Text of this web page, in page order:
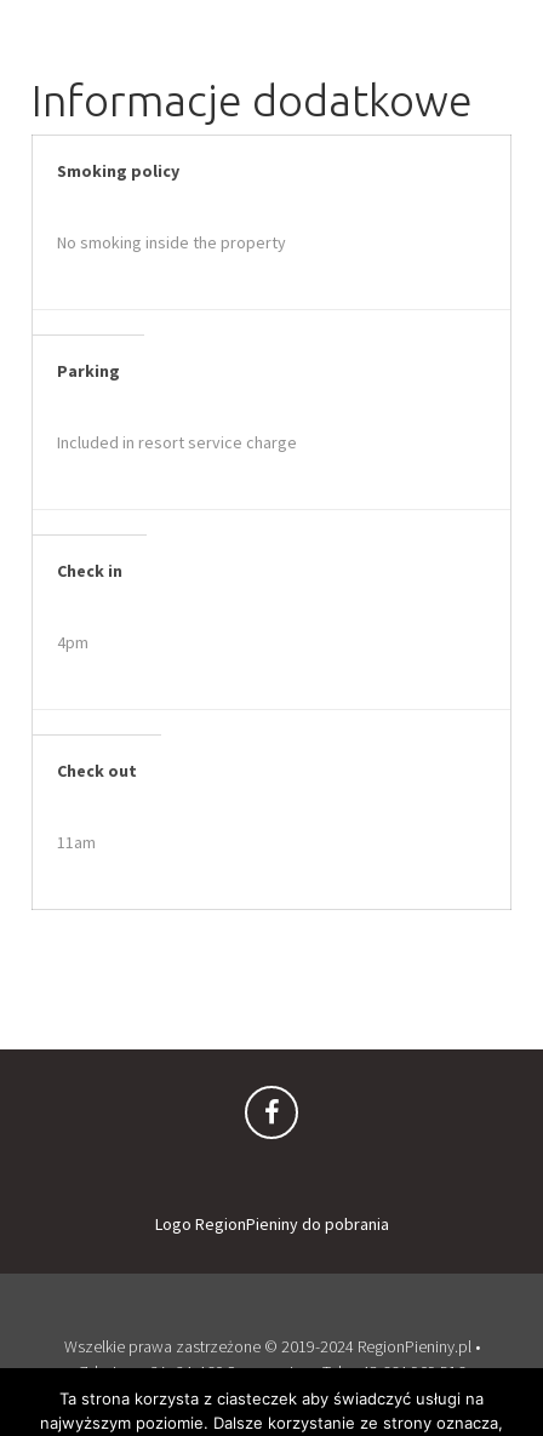
Informacje dodatkowe
Smoking policy
No smoking inside the property
Parking
Included in resort service charge
Check in
4pm
Check out
11am
Logo RegionPieniny do pobrania
Wszelkie prawa zastrzeżone © 2019-2024 RegionPieniny.pl •
Zdrojowa 2A, 34-460 Szczawnica • Tel: + 48 664 909 516
Zaloguj
Dodaj obiekt
Ta strona korzysta z ciasteczek aby świadczyć usługi na
najwyższym poziomie. Dalsze korzystanie ze strony oznacza,